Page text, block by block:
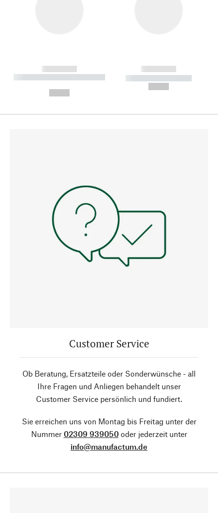
------------
----------- ----------- --------
------------
----------- -----------
Customer Service
Ob Beratung, Ersatzteile oder Sonderwünsche - all
Ihre Fragen und Anliegen behandelt unser
Customer Service persönlich und fundiert.
Sie erreichen uns von Montag bis Freitag unter der
Nummer 02309 939050oder jederzeit unter
info@manufactum.de